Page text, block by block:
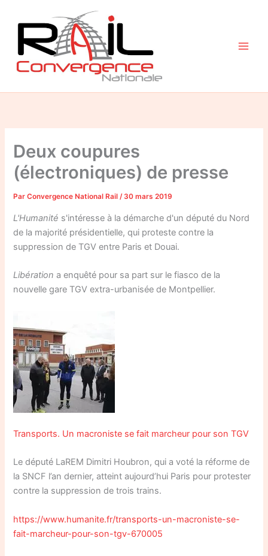
contenu
Deux coupures
(électroniques) de presse
ParConvergence National Rail/ 30 mars 2019
L'Humanité s'intéresse à la démarche d'un député du Nord
de la majorité présidentielle, qui proteste contre la
suppression de TGV entre Paris et Douai.
Libération a enquêté pour sa part sur le fiasco de la
nouvelle gare TGV extra-urbanisée de Montpellier.
Transports. Un macroniste se fait marcheur pour son TGV
Le député LaREM Dimitri Houbron, qui a voté la réforme de
la SNCF l’an dernier, atteint aujourd’hui Paris pour protester
contre la suppression de trois trains.
https://www.humanite.fr/transports-un-macroniste-se-
fait-marcheur-pour-son-tgv-670005